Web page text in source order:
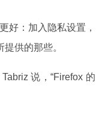
好：加入隐私设置，
供的那些。
说，“Firefox 的